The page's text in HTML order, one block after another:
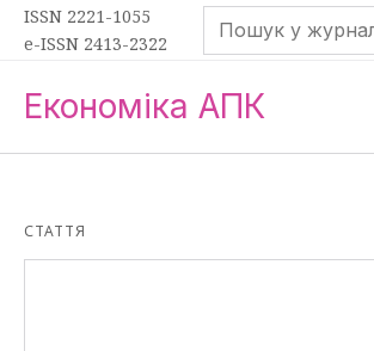
ISSN 2221-1055
e-ISSN 2413-2322
Економіка АПК
СТАТТЯ